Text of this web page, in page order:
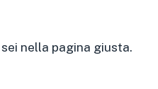
nella pagina giusta.